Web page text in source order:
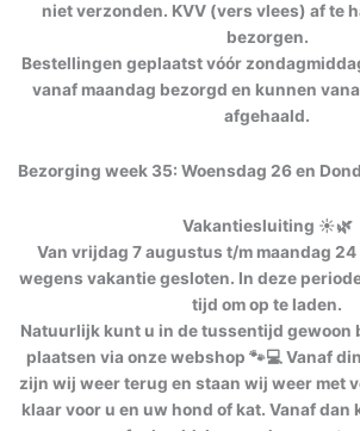
niet verzonden. KVV (vers vlees) af te
bezorgen.
Bestellingen geplaatst vóór
vanaf maandag bezorgd en kunnen
afgehaald.
Bezorging week 35: Woensdag 26 en
Vakantiesluiting ☀️🌿
Van vrijdag 7 augustus t/m maandag
wegens vakantie gesloten. In deze
tijd om op te laden.
Natuurlijk kunt u in de tussentijd gewoon
plaatsen via onze webshop 🐾💻 Vanaf
zijn wij weer terug en staan wij weer met
klaar voor u en uw hond of kat. Vanaf dan